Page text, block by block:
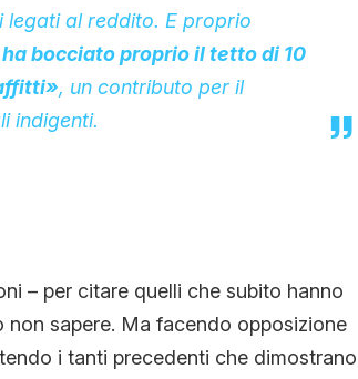
legati al reddito. E proprio
bocciato proprio il tetto di 10
, un contributo per il
indigenti.
– per citare quelli che subito hanno
sapere. Ma facendo opposizione
i tanti precedenti che dimostrano